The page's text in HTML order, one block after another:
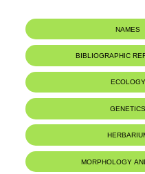
NAMES
Common name: Prickly juniper
Genévrier
عرعر كادي
BIBLIOGRAPHIC
ECOLOGY
Un arbuste
garrigues,
humides.
IUCN threat status: LC
Chromosome Number: 2n =
Geneva Herbaria Catalogue
MORPHOLOGY